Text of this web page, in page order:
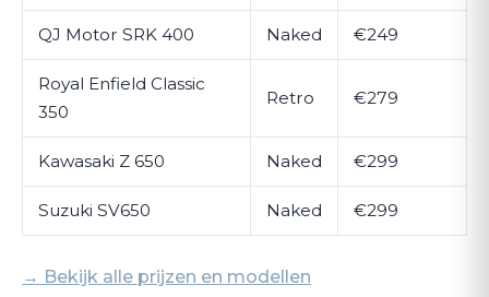
QJ Motor SRK 400 Naked €249
Royal Enfield Classic
350
Retro €279
Kawasaki Z 650 Naked €299
Suzuki SV650 Naked €299
→ Bekijk alle prijzen en modellen